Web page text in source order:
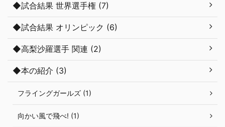
◆試合結果 世界選手権 (7)
◆試合結果 オリンピック (6)
◆高梨沙羅選手 関連 (2)
◆本の紹介 (3)
フライングガールズ (1)
向かい風で飛べ! (1)